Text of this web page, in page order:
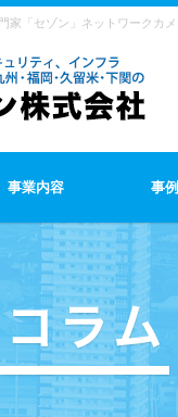
家「セゾン」ネットワークカ
事業内容 事例